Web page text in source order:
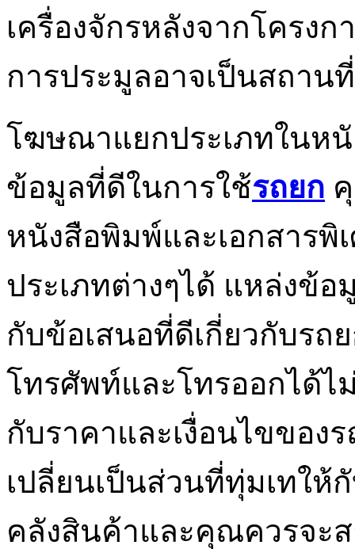
เครื่องจักรหลังจากโครงก
การประมูลอาจเป็นสถาน
โฆษณาแยกประเภทในห
ข้อมูลที่ดีในการใช้รถยก
หนังสือพิมพ์และเอกสาร
ประเภทต่างๆได้ แหล่งข้
กับข้อเสนอที่ดีเกี่ยวกับร
โทรศัพท์และโทรออกได้ไ
กับราคาและเงื่อนไขขอ
เปลี่ยนเป็นส่วนที่ทุ่มเทให้
คลังสินค้าและคุณควรจะ